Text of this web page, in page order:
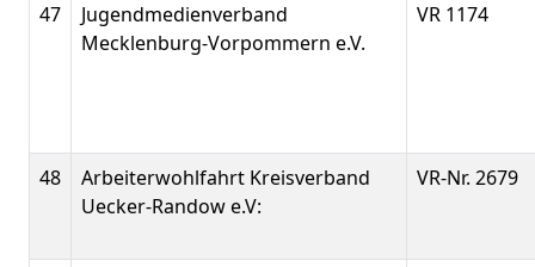
47
Jugendmedienverband
Mecklenburg-Vorpommern e.V.
VR 1174
48
Arbeiterwohlfahrt Kreisverband
Uecker-Randow e.V:
VR-Nr. 2679